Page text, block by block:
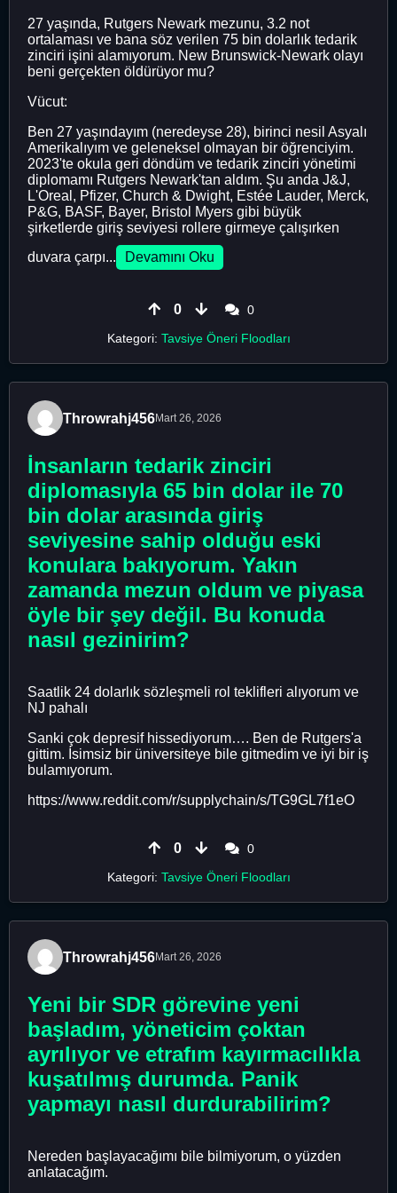
27 yaşında, Rutgers Newark mezunu, 3.2 not
ortalaması ve bana söz verilen 75 bin dolarlık tedarik
zinciri işini alamıyorum. New Brunswick-Newark olayı
beni gerçekten öldürüyor mu?
Vücut:
Ben 27 yaşındayım (neredeyse 28), birinci nesil Asyalı
Amerikalıyım ve geleneksel olmayan bir öğrenciyim.
2023'te okula geri döndüm ve tedarik zinciri yönetimi
diplomamı Rutgers Newark'tan aldım. Şu anda J&J,
L'Oreal, Pfizer, Church & Dwight, Estée Lauder, Merck,
P&G, BASF, Bayer, Bristol Myers gibi büyük
şirketlerde giriş seviyesi rollere girmeye çalışırken
duvara çarpı...
Devamını Oku
0
0
Kategori: Tavsiye Öneri Floodları
Throwrahj456Mart 26, 2026
İnsanların tedarik zinciri
diplomasıyla 65 bin dolar ile 70
bin dolar arasında giriş
seviyesine sahip olduğu eski
konulara bakıyorum. Yakın
zamanda mezun oldum ve piyasa
öyle bir şey değil. Bu konuda
nasıl gezinirim?
Saatlik 24 dolarlık sözleşmeli rol teklifleri alıyorum ve
NJ pahalı
Sanki çok depresif hissediyorum…. Ben de Rutgers'a
gittim. İsimsiz bir üniversiteye bile gitmedim ve iyi bir iş
bulamıyorum.
https://www.reddit.com/r/supplychain/s/TG9GL7f1eO
0
0
Kategori: Tavsiye Öneri Floodları
Throwrahj456Mart 26, 2026
Yeni bir SDR görevine yeni
başladım, yöneticim çoktan
ayrılıyor ve etrafım kayırmacılıkla
kuşatılmış durumda. Panik
yapmayı nasıl durdurabilirim?
Nereden başlayacağımı bile bilmiyorum, o yüzden
anlatacağım.